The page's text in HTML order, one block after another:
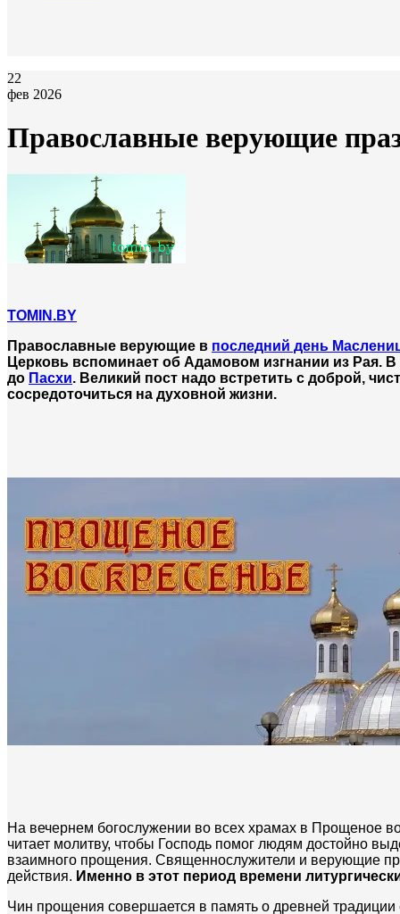
22
фев 2026
Православные верующие
TOMIN.BY
Православные верующие в последний день
Церковь вспоминает об Адамовом изгнании из Рая.
до Пасхи. Великий пост надо встретить с доброй,
сосредоточиться на духовной жизни.
На вечернем богослужении во всех храмах в Прощеное
читает молитву, чтобы Господь помог людям достойно
взаимного прощения. Священнослужители и верующие
действия. Именно в этот период времени
Чин прощения совершается в память о древней традиции